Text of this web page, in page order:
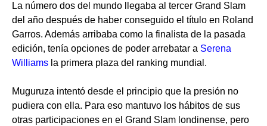
La número dos del mundo llegaba al tercer Grand Slam
del año después de haber conseguido el título en Roland
Garros. Además arribaba como la finalista de la pasada
edición, tenía opciones de poder arrebatar a Serena
Williams la primera plaza del ranking mundial.
Muguruza intentó desde el principio que la presión no
pudiera con ella. Para eso mantuvo los hábitos de sus
otras participaciones en el Grand Slam londinense, pero